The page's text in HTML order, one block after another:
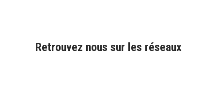
Retrouvez nous sur les réseaux